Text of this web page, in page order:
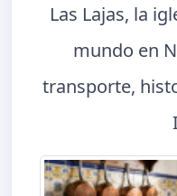
Las Lajas, la
mundo en
transporte,